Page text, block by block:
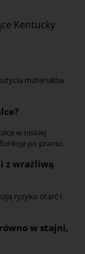
Kentucky
materiałów
w niskiej
po praniu.
z wrażliwą
ryzyko otarć i
w stajni,